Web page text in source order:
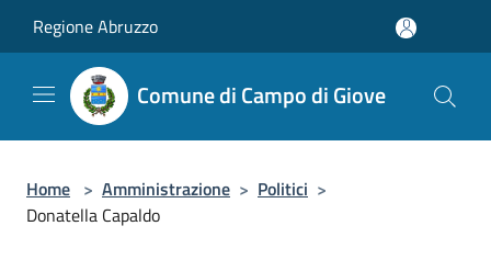
Regione Abruzzo
Comune di Campo di Giove
Home > Amministrazione > Politici >
Donatella Capaldo